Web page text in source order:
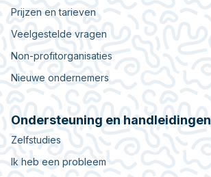
Prijzen en tarieven
Veelgestelde vragen
Non-profitorganisaties
Nieuwe ondernemers
Ondersteuning en handleidingen
Zelfstudies
Ik heb een probleem